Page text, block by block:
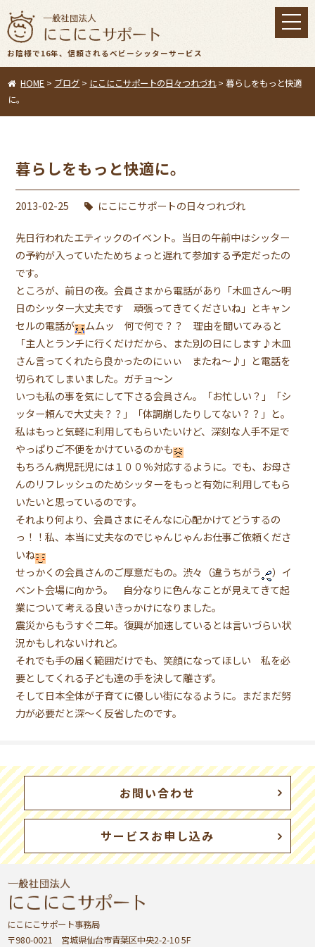
お陰様で16年、信頼されるベビーシッターサービス
toggle
HOME > ブログ > にこにこサポートの日々つれづれ>暮らしをもっと快適
に。
暮らしをもっと快適に。
2013-02-25 にこにこサポートの日々つれづれ
先日行われたエティックのイベント。当日の午前中はシッター
の予約が入っていたためちょっと遅れて参加する予定だったの
です。
ところが、前日の夜。会員さまから電話があり「木皿さん〜明
日のシッター大丈夫です 頑張ってきてくださいね」とキャン
セルの電話が
ムムッ 何で何で？？ 理由を聞いてみると
「主人とランチに行くだけだから、また別の日にします♪木皿
さん言ってくれたら良かったのにぃぃ またね〜♪」と電話を
切られてしまいました。ガチョ〜ン
いつも私の事を気にして下さる会員さん。「お忙しい？」「シ
ッター頼んで大丈夫？？」「体調崩したりしてない？？」と。
私はもっと気軽に利用してもらいたいけど、深刻な人手不足で
やっぱりご不便をかけているのかも
もちろん病児託児には１００％対応するように。でも、お母さ
んのリフレッシュのためシッターをもっと有効に利用してもら
いたいと思っているのです。
それより何より、会員さまにそんなに心配かけてどうするの
っ！！私、本当に丈夫なのでじゃんじゃんお仕事ご依頼くださ
いね
せっかくの会員さんのご厚意だもの。渋々（違うちがう
）イ
ベント会場に向かう。 自分なりに色んなことが見えてきて起
業について考える良いきっかけになりました。
震災からもうすぐ二年。復興が加速しているとは言いづらい状
況かもしれないけれど。
それでも手の届く範囲だけでも、笑顔になってほしい 私を必
要としてくれる子ども達の手を決して離さず。
そして日本全体が子育てに優しい街になるように。まだまだ努
力が必要だと深〜く反省したのです。
お問い合わせ
サービスお申し込み
にこにこサポート事務局
〒980-0021 宮城県仙台市青葉区中央2-2-10 5F